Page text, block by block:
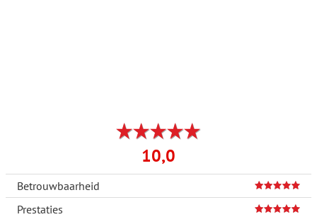
10,0
Betrouwbaarheid
Prestaties